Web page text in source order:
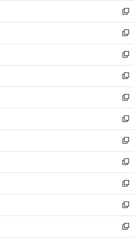
く
で
開
く
し
い
ウ
ィ
ン
ド
ウ
で
開
く
新
し
い
ウ
ィ
ン
ド
ウ
で
開
く
新
し
い
ウ
ィ
ン
ド
ウ
で
開
く
新
し
い
ウ
ィ
ン
ド
ウ
で
開
く
新
し
い
ウ
ィ
ン
ド
ウ
で
開
く
新
し
い
ウ
ィ
ン
ド
ウ
で
開
く
新
し
い
ウ
ィ
ン
ド
ウ
で
開
く
新
し
い
ウ
ィ
ン
ド
ウ
で
開
新
し
い
ウ
ィ
ン
ド
ウ
新
し
い
ウ
ィ
ン
新
し
い
ウ
新
し